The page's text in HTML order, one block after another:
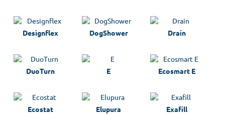
Designflex DogShower Drain
DuoTurn E Ecosmart E
Ecostat Elupura Exafill